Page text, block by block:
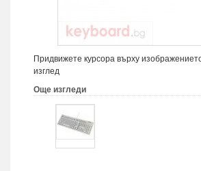
Придвижете курсора върху
изглед
Още изгледи